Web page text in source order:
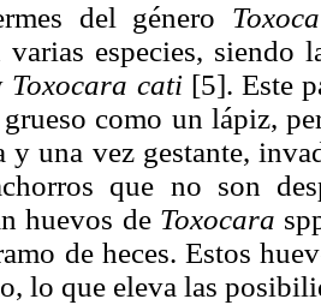
del género
varias especies, siendo
Toxocara cati [5]. Este
como un lápiz,
y una vez gestante,
que no son
huevos de Toxocara
de heces. Estos
lo que eleva las